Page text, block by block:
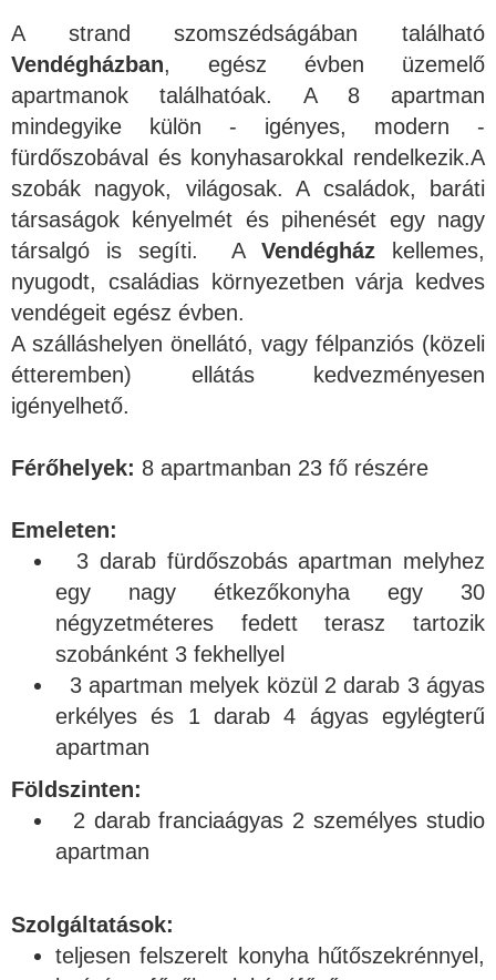
A strand szomszédságában található
Vendégházban, egész évben üzemelő
apartmanok találhatóak. A 8 apartman
mindegyike külön - igényes, modern -
fürdőszobával és konyhasarokkal rendelkezik.A
szobák nagyok, világosak. A családok, baráti
társaságok kényelmét és pihenését egy nagy
társalgó is segíti. A Vendégház kellemes,
nyugodt, családias környezetben várja kedves
vendégeit egész évben.
A szálláshelyen önellátó, vagy félpanziós (közeli
étteremben) ellátás kedvezményesen
igényelhető.
Férőhelyek: 8 apartmanban 23 fő részére
Emeleten:
3 darab fürdőszobás apartman melyhez
egy nagy étkezőkonyha egy 30
négyzetméteres fedett terasz tartozik
szobánként 3 fekhellyel
3 apartman melyek közül 2 darab 3 ágyas
erkélyes és 1 darab 4 ágyas egylégterű
apartman
Földszinten:
2 darab franciaágyas 2 személyes studio
apartman
Szolgáltatások:
teljesen felszerelt konyha hűtőszekrénnyel,